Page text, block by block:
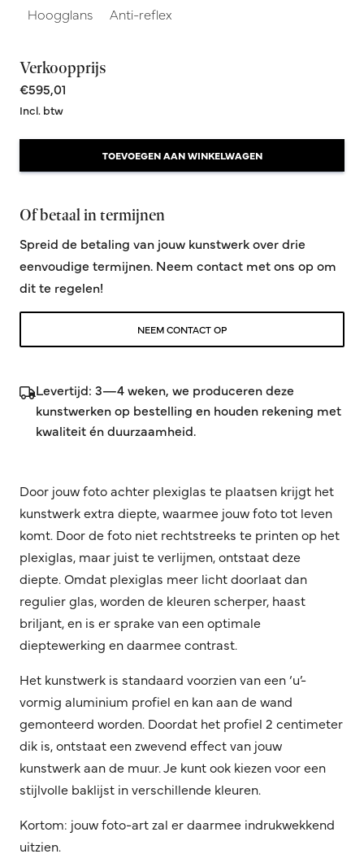
Hoogglans Anti-reflex
Verkoopprijs
€595,01
Incl. btw
TOEVOEGEN AAN WINKELWAGEN
Of betaal in termijnen
Spreid de betaling van jouw kunstwerk over drie
eenvoudige termijnen. Neem contact met ons op om
dit te regelen!
NEEM CONTACT OP
Levertijd: 3—4 weken, we produceren deze
kunstwerken op bestelling en houden rekening met
kwaliteit én duurzaamheid.
Door jouw foto achter plexiglas te plaatsen krijgt het
kunstwerk extra diepte, waarmee jouw foto tot leven
komt. Door de foto niet rechtstreeks te printen op het
plexiglas, maar juist te verlijmen, ontstaat deze
diepte. Omdat plexiglas meer licht doorlaat dan
regulier glas, worden de kleuren scherper, haast
briljant, en is er sprake van een optimale
dieptewerking en daarmee contrast.
Het kunstwerk is standaard voorzien van een ‘u’-
vormig aluminium profiel en kan aan de wand
gemonteerd worden. Doordat het profiel 2 centimeter
dik is, ontstaat een zwevend effect van jouw
kunstwerk aan de muur. Je kunt ook kiezen voor een
stijlvolle baklijst in verschillende kleuren.
Kortom: jouw foto-art zal er daarmee indrukwekkend
uitzien.